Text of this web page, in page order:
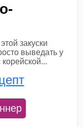
закуски
выведать у